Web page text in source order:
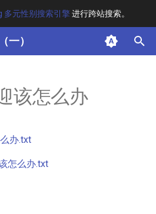
多元性别搜索引擎进行跨站搜索。
一）
该怎么办
办.txt
怎么办.txt